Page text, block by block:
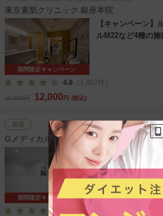
東京素肌クリニック 銀座本院
期間限定キャンペーン
【キャンペーン】
ルM22など4種の施
4.6 （1,607件）
18,000円 12,000 円 (税込)
新宿
Gメディカルアートクリニック 新宿院
期間限定キャンペーン
【キャンペーン】
ショナル（エンラ
当
（281件）